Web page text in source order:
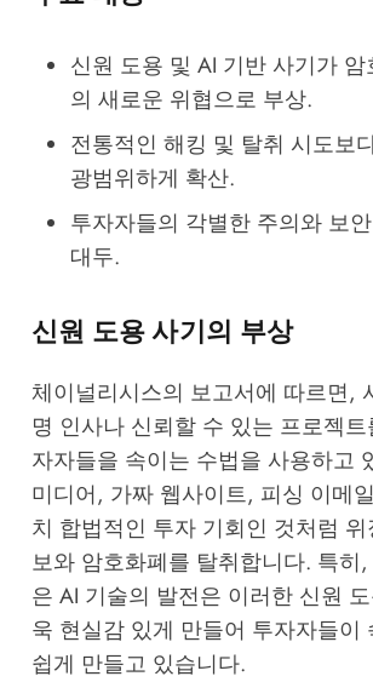
신원 도용 및 AI 기반 사기가
의 새로운 위협으로 부상.
전통적인 해킹 및 탈취 시도보
광범위하게 확산.
투자자들의 각별한 주의와 보
대두.
신원 도용 사기의 부상
체이널리시스의 보고서에 따르면,
명 인사나 신뢰할 수 있는 프로젝
자자들을 속이는 수법을 사용하고
미디어, 가짜 웹사이트, 피싱 이메
치 합법적인 투자 기회인 것처럼
보와 암호화폐를 탈취합니다. 특히
은 AI 기술의 발전은 이러한 신원
욱 현실감 있게 만들어 투자자들이
쉽게 만들고 있습니다.